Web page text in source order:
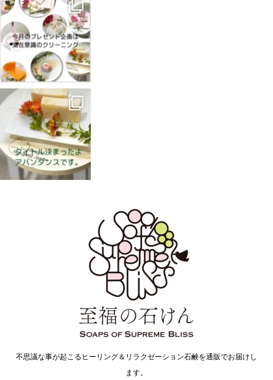
不思議な事が起こるヒーリング＆リラクゼーション石鹸を通販でお届けし
ます。